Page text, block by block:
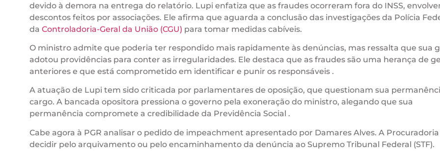
devido à demora na entrega do relatório. Lupi enfatiza que as fraudes ocorreram fora do INSS,
descontos feitos por associações. Ele afirma que aguarda a conclusão das investigações da Polícia
da Controladoria-Geral da União (CGU) para tomar medidas cabíveis.
O ministro admite que poderia ter respondido mais rapidamente às denúncias, mas ressalta que sua
adotou providências para conter as irregularidades. Ele destaca que as fraudes são uma herança de
anteriores e que está comprometido em identificar e punir os responsáveis .
A atuação de Lupi tem sido criticada por parlamentares de oposição, que questionam sua
cargo. A bancada opositora pressiona o governo pela exoneração do ministro, alegando que sua
permanência compromete a credibilidade da Previdência Social .
Cabe agora à PGR analisar o pedido de impeachment apresentado por Damares Alves. A
decidir pelo arquivamento ou pelo encaminhamento da denúncia ao Supremo Tribunal Federal (STF).